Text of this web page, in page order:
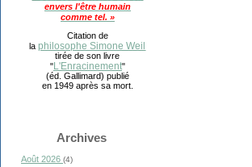
envers l'être humain
comme tel. »
Citation de
laphilosophe Simone Weil
tirée de son livre
"L'Enracinement"
(éd. Gallimard) publié
en 1949 après sa mort.
Archives
Août 2026 (4)